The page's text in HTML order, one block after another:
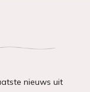
nieuws uit